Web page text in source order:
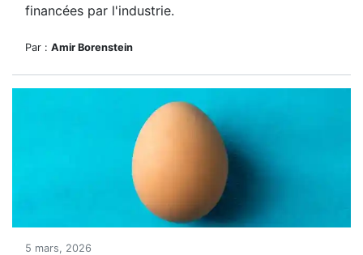
financées par l'industrie.
Par : Amir Borenstein
5 mars, 2026